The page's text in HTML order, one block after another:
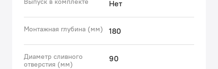
или сифон с выпуском 3.1/2"x 40 мм с переливом,
арт.: 900CVG0P10VD.
(с) Авторский текст, декабрь 2025 г.
Нет
Монтажная глубина (мм) 180
Диаметр сливного
отверстия (мм)
90